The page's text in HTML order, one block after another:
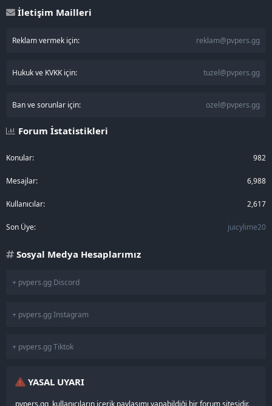
İletişim Mailleri
Reklam vermek için: reklam@pvpers.gg
Hukuk ve KVKK için: tuzel@pvpers.gg
Ban ve sorunlar için: ozel@pvpers.gg
Forum İstatistikleri
Konular 982
Mesajlar 6,988
Kullanıcılar 2,617
Son Üye juicylime20
Sosyal Medya Hesaplarımız
+ pvpers.gg Discord
+ pvpers.gg Instagram
+ pvpers.gg Tiktok
YASAL UYARI
pvpers.gg, kullanıcıların içerik paylaşımı yapabildiği bir forum sitesidir.